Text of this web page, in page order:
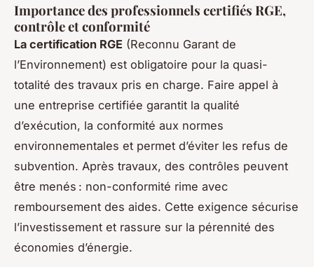
Importance des professionnels certifiés RGE,
contrôle et conformité
La certification RGE (Reconnu Garant de
l’Environnement) est obligatoire pour la quasi-
totalité des travaux pris en charge. Faire appel à
une entreprise certifiée garantit la qualité
d’exécution, la conformité aux normes
environnementales et permet d’éviter les refus de
subvention. Après travaux, des contrôles peuvent
être menés : non-conformité rime avec
remboursement des aides. Cette exigence sécurise
l’investissement et rassure sur la pérennité des
économies d’énergie.